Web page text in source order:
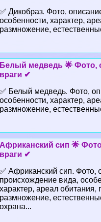
✅ Дикобраз. Фото,
особенности, хаpaктер,
размножение,
Белый медведь 🌟 Фото,
враги ✔
✅ Белый медведь. Фото,
особенности, хаpaктер,
размножение,
Африканский сип 🌟
враги ✔
✅ Африканский сип. Фото,
происхождение вида,
хаpaктер, ареал обитания,
размножение,
охрана...